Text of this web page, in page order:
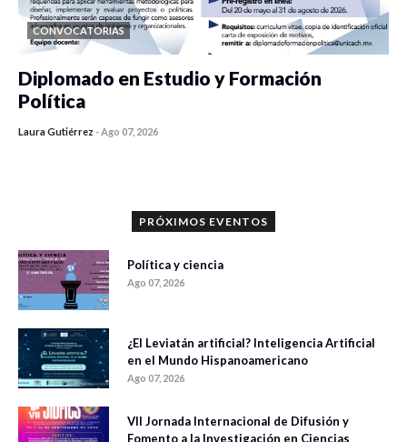
CONVOCATORIAS
Diplomado en Estudio y Formación
Política
Laura Gutiérrez -Ago 07, 2026
PRÓXIMOS EVENTOS
Política y ciencia
Ago 07, 2026
¿El Leviatán artificial? Inteligencia Artificial
en el Mundo Hispanoamericano
Ago 07, 2026
VII Jornada Internacional de Difusión y
Fomento a la Investigación en Ciencias